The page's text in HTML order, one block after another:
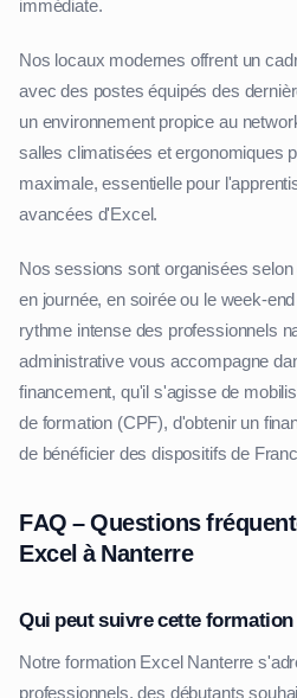
immédiate.
Nos locaux modernes offrent un
avec des postes équipés des
un environnement propice au
salles climatisées et ergonomiques
maximale, essentielle pour
avancées d'Excel.
Nos sessions sont organisées
en journée, en soirée ou le week-
rythme intense des professionnels
administrative vous accompagne
financement, qu'il s'agisse de
de formation (CPF), d'obtenir un
de bénéficier des dispositifs de
FAQ – Questions
Excel à Nanterre
Qui peut suivre cette formation
Notre formation Excel Nanterre